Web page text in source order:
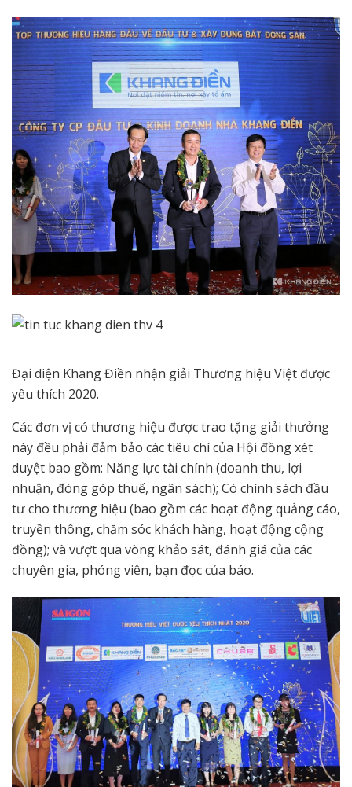
Đại diện Khang Điền nhận giải Thương hiệu Việt được
yêu thích 2020.
Các đơn vị có thương hiệu được trao tặng giải thưởng
này đều phải đảm bảo các tiêu chí của Hội đồng xét
duyệt bao gồm: Năng lực tài chính (doanh thu, lợi
nhuận, đóng góp thuế, ngân sách); Có chính sách đầu
tư cho thương hiệu (bao gồm các hoạt động quảng cáo,
truyền thông, chăm sóc khách hàng, hoạt động cộng
đồng); và vượt qua vòng khảo sát, đánh giá của các
chuyên gia, phóng viên, bạn đọc của báo.